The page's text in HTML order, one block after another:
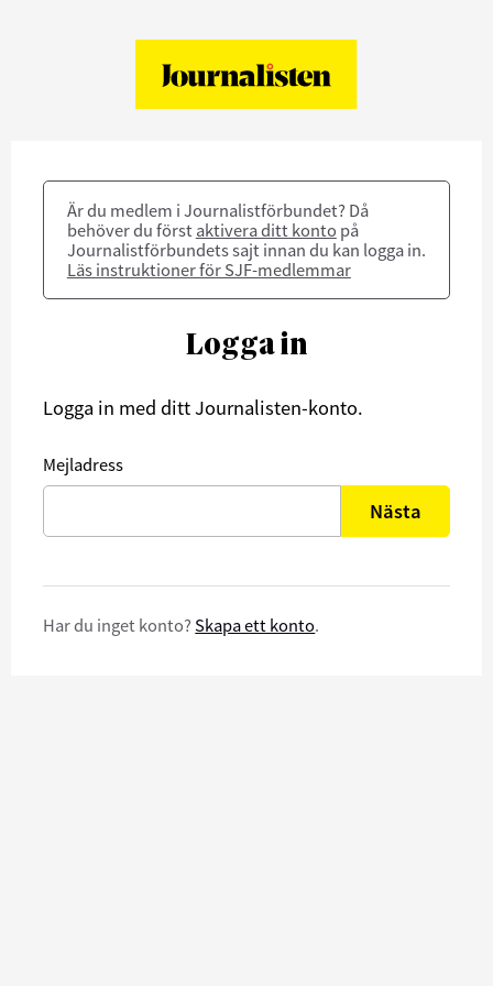
Är du medlem i Journalistförbundet? Då
behöver du först aktivera ditt konto på
Journalistförbundets sajt innan du kan logga in.
Läs instruktioner för SJF-medlemmar
Logga in
Logga in med ditt Journalisten-konto.
Mejladress
Nästa
Har du inget konto? Skapa ett konto.